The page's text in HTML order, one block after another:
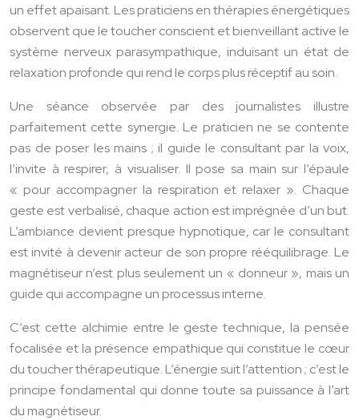
un effet apaisant. Les praticiens en thérapies énergétiques
observent que le toucher conscient et bienveillant active le
système nerveux parasympathique, induisant un état de
relaxation profonde qui rend le corps plus réceptif au soin.
Une séance observée par des journalistes illustre
parfaitement cette synergie. Le praticien ne se contente
pas de poser les mains ; il guide le consultant par la voix,
l’invite à respirer, à visualiser. Il pose sa main sur l’épaule
« pour accompagner la respiration et relaxer ». Chaque
geste est verbalisé, chaque action est imprégnée d’un but.
L’ambiance devient presque hypnotique, car le consultant
est invité à devenir acteur de son propre rééquilibrage. Le
magnétiseur n’est plus seulement un « donneur », mais un
guide qui accompagne un processus interne.
C’est cette alchimie entre le geste technique, la pensée
focalisée et la présence empathique qui constitue le cœur
du toucher thérapeutique. L’énergie suit l’attention ; c’est le
principe fondamental qui donne toute sa puissance à l’art
du magnétiseur.